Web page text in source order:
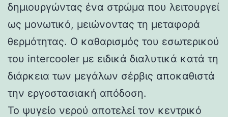
δημιουργώντας ένα στρώμα που λειτουργεί
ως μονωτικό, μειώνοντας τη μεταφορά
θερμότητας. Ο καθαρισμός του εσωτερικού
του intercooler με ειδικά διαλυτικά κατά τη
διάρκεια των μεγάλων σέρβις αποκαθιστά
την εργοστασιακή απόδοση.
Το ψυγείο νερού αποτελεί τον κεντρικό